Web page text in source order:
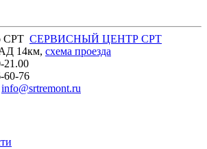
СЕРВИСНЫЙ ЦЕНТР СРТ
14км, cхема проезда
21.00
60-76
info@srtremont.ru